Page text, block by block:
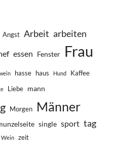
Angst Arbeit arbeiten
essen Fenster Frau
hasse haus Hund Kaffee
Liebe mann
Morgen Männer
single sport tag
Wein zeit